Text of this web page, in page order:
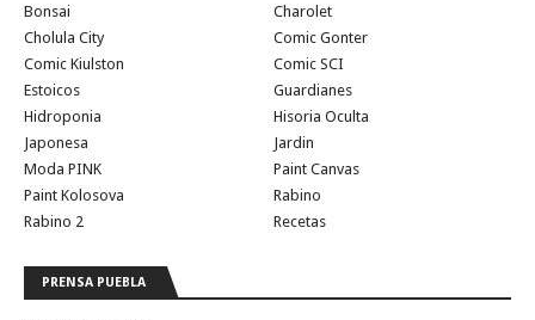
Bonsai
Charolet
Cholula City
Comic Gonter
Comic Kiulston
Comic SCI
Estoicos
Guardianes
Hidroponia
Hisoria Oculta
Japonesa
Jardin
Moda PINK
Paint Canvas
Paint Kolosova
Rabino
Rabino 2
Recetas
PRENSA PUEBLA